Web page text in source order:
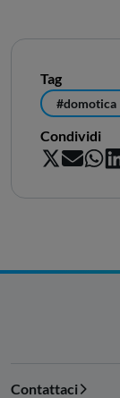
Tag
#domotica
Condividi
Contattaci